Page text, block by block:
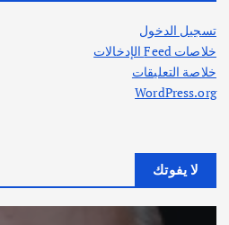
تسجيل الدخول
خلاصات Feed الإدخالات
خلاصة التعليقات
WordPress.org
لا يفوتك